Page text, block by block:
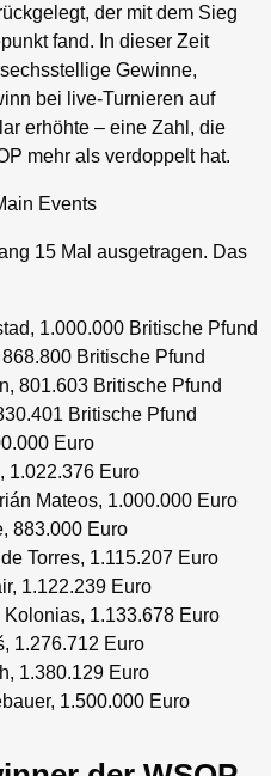
der mit dem Sieg
fand. In dieser Zeit
Gewinne,
bei live-Turnieren auf
erhöhte – eine Zahl, die
mehr als verdoppelt hat.
Events
15 Mal ausgetragen. Das
1.000.000 Britische Pfund
Britische Pfund
801.603 Britische Pfund
Britische Pfund
Euro
1.022.376 Euro
Mateos, 1.000.000 Euro
883.000 Euro
Torres, 1.115.207 Euro
1.122.239 Euro
Kolonias, 1.133.678 Euro
1.276.712 Euro
1.380.129 Euro
1.500.000 Euro